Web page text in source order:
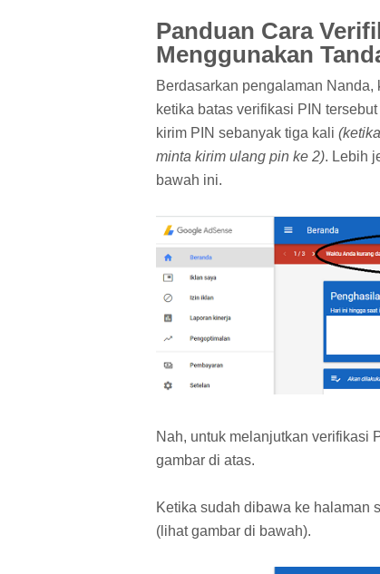
Panduan Cara
Menggunakan
Berdasarkan pengalaman
ketika batas verifikasi PIN
kirim PIN sebanyak tiga kali
minta kirim ulang pin ke 2). Lebih
bawah ini.
Nah, untuk melanjutkan verifikasi
gambar di atas.
Ketika sudah dibawa ke halaman
(lihat gambar di bawah).